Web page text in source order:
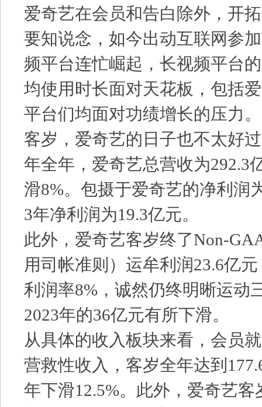
爱奇艺在会员和告白除外，开
要知说念，如今出动互联网参
频平台连忙崛起，长视频平台
均使用时长面对天花板，包括
平台们均面对功绩增长的压力。
客岁，爱奇艺的日子也不太好
年全年，爱奇艺总营收为292.3
滑8%。包摄于爱奇艺的净利润
3年净利润为19.3亿元。
此外，爱奇艺客岁终了Non-
用司帐准则）运牟利润23.6亿
利润率8%，诚然仍终明晰运动
2023年的36亿元有所下滑。
从具体的收入板块来看，会员
营救性收入，客岁全年达到
年下滑12.5%。此外，爱奇艺